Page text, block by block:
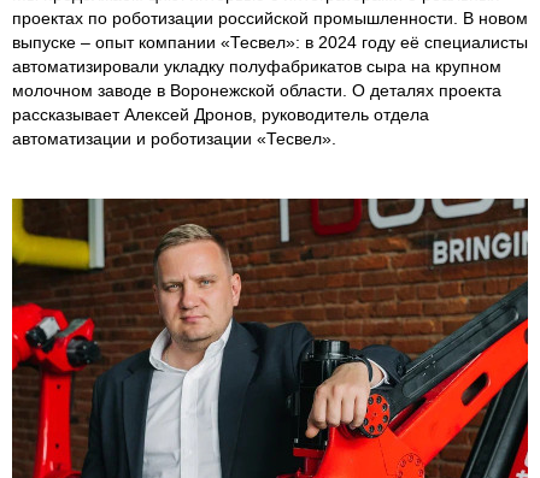
проектах по роботизации российской промышленности. В новом
выпуске – опыт компании «Тесвел»: в 2024 году её специалисты
автоматизировали укладку полуфабрикатов сыра на крупном
молочном заводе в Воронежской области. О деталях проекта
рассказывает Алексей Дронов, руководитель отдела
автоматизации и роботизации «Тесвел».